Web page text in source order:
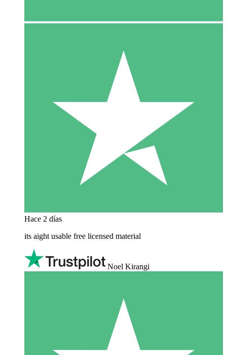
Hace 2 días
its aight usable free licensed material
Noel Kirangi